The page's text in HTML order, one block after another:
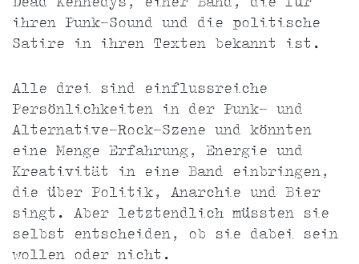
Dead Kennedys, einer Band, die für
ihren Punk-Sound und die politische
Satire in ihren Texten bekannt ist.
Alle drei sind einflussreiche
Persönlichkeiten in der Punk- und
Alternative-Rock-Szene und könnten
eine Menge Erfahrung, Energie und
Kreativität in eine Band einbringen,
die über Politik, Anarchie und Bier
singt. Aber letztendlich müssten sie
selbst entscheiden, ob sie dabei sein
wollen oder nicht.